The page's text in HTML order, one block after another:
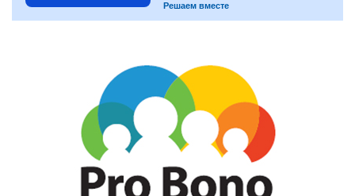
Решаем вместе